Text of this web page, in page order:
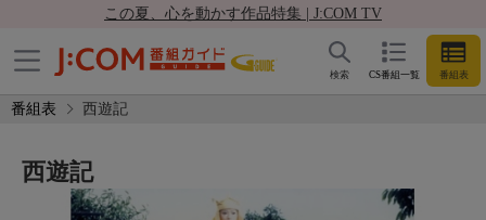
この夏、心を動かす作品特集 | J:COM TV
CS番組一覧 番組表
検索
番組表 西遊記
西遊記